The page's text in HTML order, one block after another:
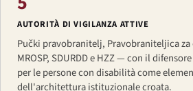
AUTORITÀ DI VIGILANZA ATTIVE
Pučki pravobranitelj, Pravobraniteljica
MROSP, SDURDD e HZZ — con il
per le persone con disabilità come
dell'architettura istituzionale croata.